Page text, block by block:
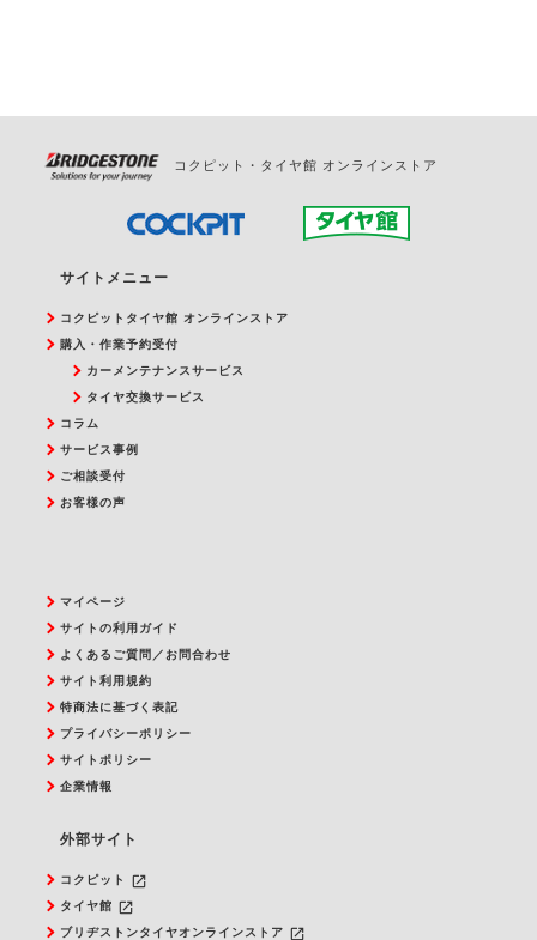
コクピット・タイヤ館 オンラインストア
サイトメニュー
コクピットタイヤ館 オンラインストア
購入・作業予約受付
カーメンテナンスサービス
タイヤ交換サービス
コラム
サービス事例
ご相談受付
お客様の声
マイページ
サイトの利用ガイド
よくあるご質問／お問合わせ
サイト利用規約
特商法に基づく表記
プライバシーポリシー
サイトポリシー
企業情報
外部サイト
コクピット launch
タイヤ館 launch
ブリヂストンタイヤオンラインストア launch